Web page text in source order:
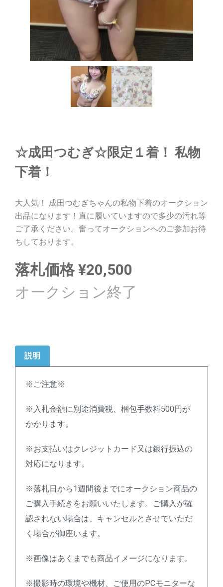
☆成田つむぎ☆限定１着！ 私物
下着！
大人気！ 成田つむぎちゃんの私物下着のオークション
出品になります！直に履いていますので多少の汚れ等
ご了承ください。奮ってオークションへのご参加お待
ちしております。
落札価格¥20,500
説明
※ご注意※
※入札金額に別途消費税、梱包手数料500円が
かかります。
※お支払いはクレジットカード又は銀行振込の
対応になります。
※落札日から1週間後までにオークション商品の
ご購入手続きをお願いいたします。ご購入が確
認されない場合は、キャンセルとさせていただ
く場合が御座います。
※画像はあくまでも商品イメージになります。
※撮影時の環境や機材、ご使用のPCモニターな